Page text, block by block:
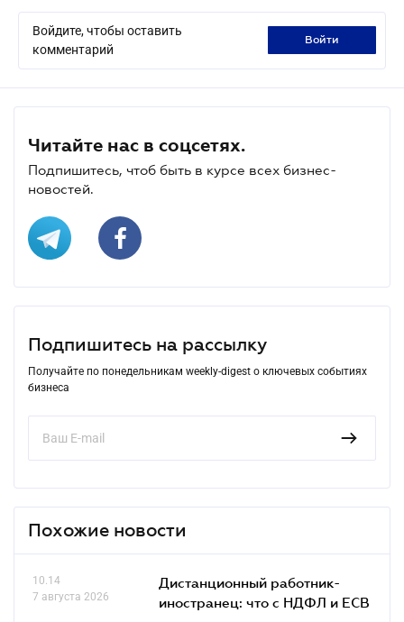
Войдите, чтобы оставить
комментарий
войти
Читайте нас в соцсетях.
Подпишитесь, чтоб быть в курсе всех бизнес-
новостей.
Подпишитесь на рассылку
Получайте по понедельникам weekly-digest о ключевых событиях
бизнеса
Похожие новости
10.14
7 августа 2026
Дистанционный работник-
иностранец: что с НДФЛ и ЕСВ